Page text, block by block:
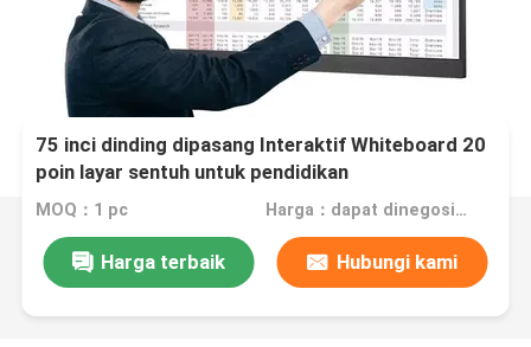
75 inci dinding dipasang Interaktif Whiteboard 20
poin layar sentuh untuk pendidikan
MOQ：1 pc Harga：dapat dinegosiasikan
Harga terbaik Hubungi kami